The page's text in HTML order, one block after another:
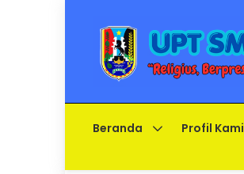
Beranda Profil Kami